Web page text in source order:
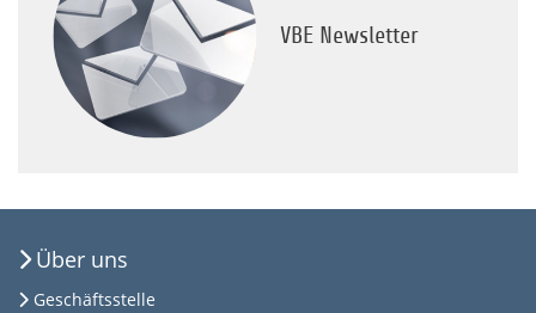
VBE Newsletter
Über uns
Geschäftsstelle